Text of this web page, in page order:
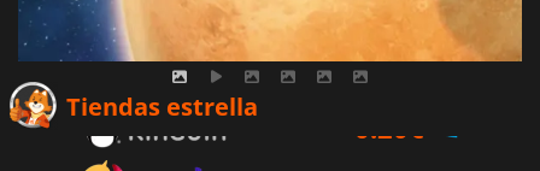
Tiendas estrella